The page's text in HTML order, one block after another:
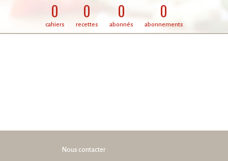
0
cahiers
0
recettes
0
abonnés
0
abonnements
Nous contacter